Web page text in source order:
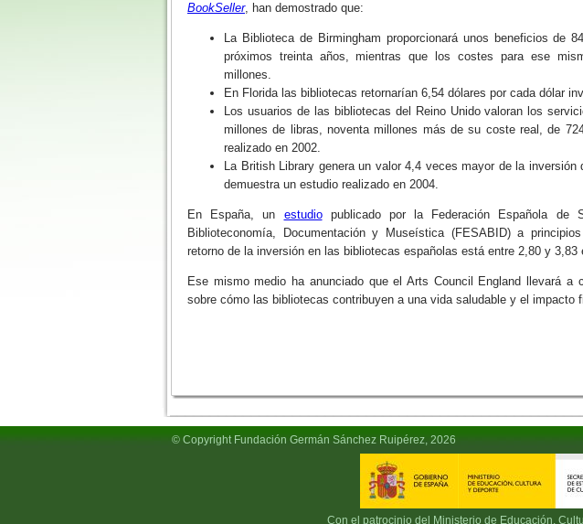
BookSeller, han demostrado que:
La Biblioteca de Birmingham proporcionará unos beneficios de
próximos treinta años, mientras que los costes para ese
millones.
En Florida las bibliotecas retornarían 6,54 dólares por cada dólar
Los usuarios de las bibliotecas del Reino Unido valoran los
millones de libras, noventa millones más de su coste real, de
realizado en 2002.
La British Library genera un valor 4,4 veces mayor de la
demuestra un estudio realizado en 2004.
En España, un estudiopublicado por la Federación Española de
Biblioteconomía, Documentación y Museística (FESABID) a
retorno de la inversión en las bibliotecas españolas está entre 2,80 y 3,83
Ese mismo medio ha anunciado que el Arts Council England llevará a
sobre cómo las bibliotecas contribuyen a una vida saludable y el impacto
© Copyright Fundación Germán Sánchez Ruipérez, 2026
Con el patrocinio del Ministerio de Educación,